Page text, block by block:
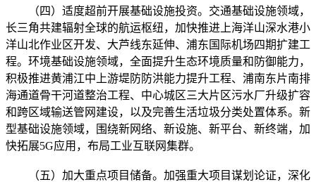
（四）适度超前开展基础设施投资。交通基础设施领域，
长三角共建辐射全球的航运枢纽，加快推进上海洋山深水港小
洋山北作业区开发、大芦线东延伸、浦东国际机场四期扩建工
程。环境基础设施领域，全面提升生态环境质量和防御能力，
积极推进黄浦江中上游堤防防洪能力提升工程、浦南东片南排
海通道骨干河道整治工程、中心城区三大片区污水厂升级扩容
和跨区域输送管网建设，以及完善生活垃圾分类处置体系。新
型基础设施领域，围绕新网络、新设施、新平台、新终端，加
快拓展5G应用，布局工业互联网集群。
（五）加大重点项目储备。加强重大项目谋划论证，深化